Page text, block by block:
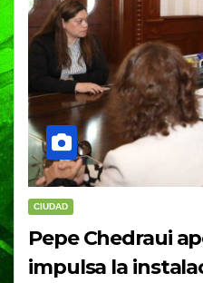
CIUDAD
Pepe Chedraui
impulsa la